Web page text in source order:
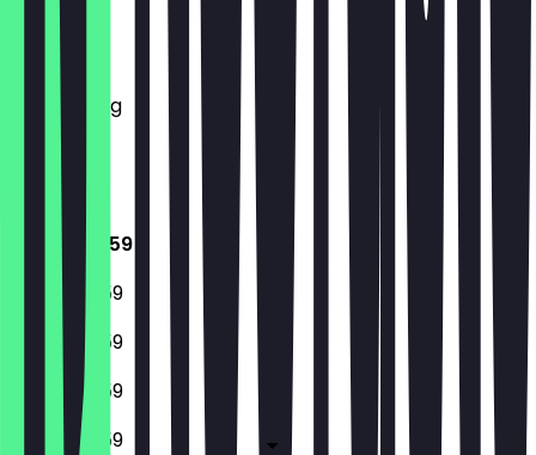
Montag
Dienstag
Mittwoch
Donnerstag
Freitag
Samstag
Sonntag
16:00 - 23:59
16:00 - 23:59
16:00 - 23:59
16:00 - 23:59
16:00 - 23:59